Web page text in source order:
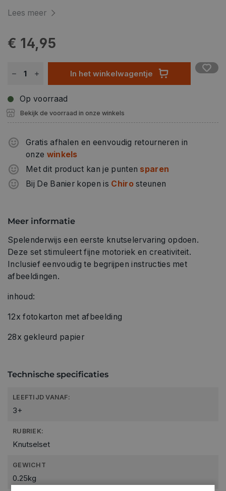
Lees meer
€ 14,95
In het winkelwagentje
Op voorraad
Bekijk de voorraad in onze winkels
Gratis afhalen en eenvoudig retourneren in
onze winkels
Met dit product kan je punten sparen
Bij De Banier kopen is Chirosteunen
Meer informatie
Spelenderwijs een eerste knutselervaring opdoen.
Deze set stimuleert fijne motoriek en creativiteit.
Inclusief eenvoudig te begrijpen instructies met
afbeeldingen.
inhoud:
12x fotokarton met afbeelding
28x gekleurd papier
Technische specificaties
LEEFTIJD VANAF:
3+
RUBRIEK:
Knutselset
GEWICHT
0.25kg